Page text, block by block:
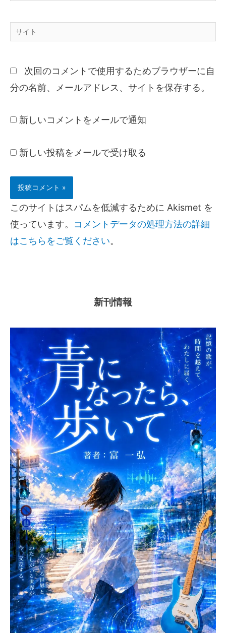
次回のコメントで使用するためブラウザーに自
分の名前、メールアドレス、サイトを保存する。
新しいコメントをメールで通知
新しい投稿をメールで受け取る
このサイトはスパムを低減するために Akismet を
使っています。 コメントデータの処理方法の詳細
はこちらをご覧ください。
新刊情報